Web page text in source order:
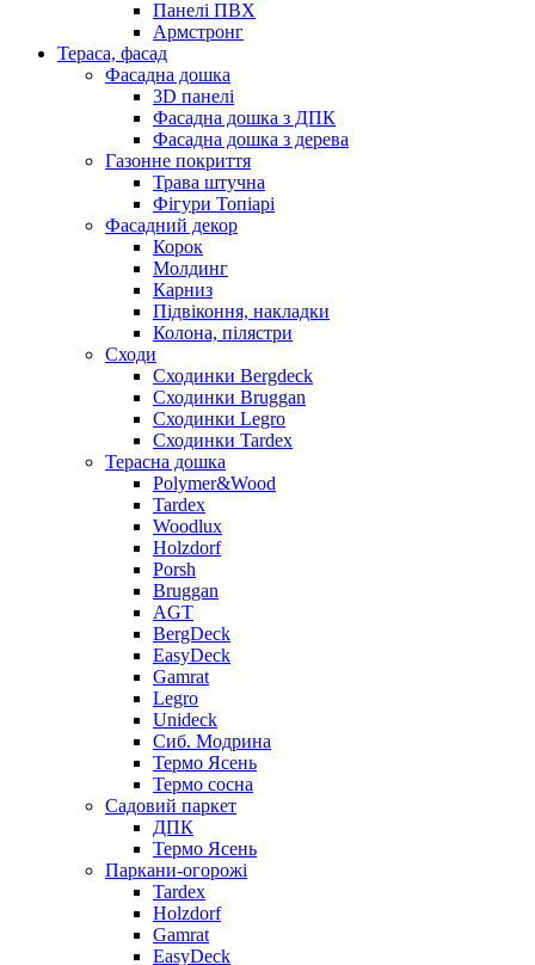
Панелі ПВХ
Армстронг
Тераса, фасад
Фасадна дошка
3D панелі
Фасадна дошка з ДПК
Фасадна дошка з дерева
Газонне покриття
Трава штучна
Фігури Топіарі
Фасадний декор
Корок
Молдинг
Карниз
Підвіконня, накладки
Колона, пілястри
Сходи
Сходинки Bergdeck
Сходинки Bruggan
Сходинки Legro
Сходинки Tardex
Терасна дошка
Polymer&Wood
Tardex
Woodlux
Holzdorf
Porsh
Bruggan
AGT
BergDeck
EasyDeck
Gamrat
Legro
Unideck
Сиб. Модрина
Термо Ясень
Термо сосна
Садовий паркет
ДПК
Термо Ясень
Паркани-огорожі
Tardex
Holzdorf
Gamrat
EasyDeck